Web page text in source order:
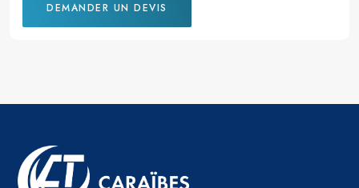
DEMANDER UN DEVIS